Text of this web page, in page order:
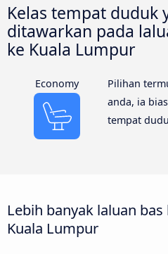
Kelas tempat duduk
ditawarkan pada
ke Kuala Lumpur
Economy
Pilihan
anda, ia
tempat
Lebih banyak laluan
Kuala Lumpur